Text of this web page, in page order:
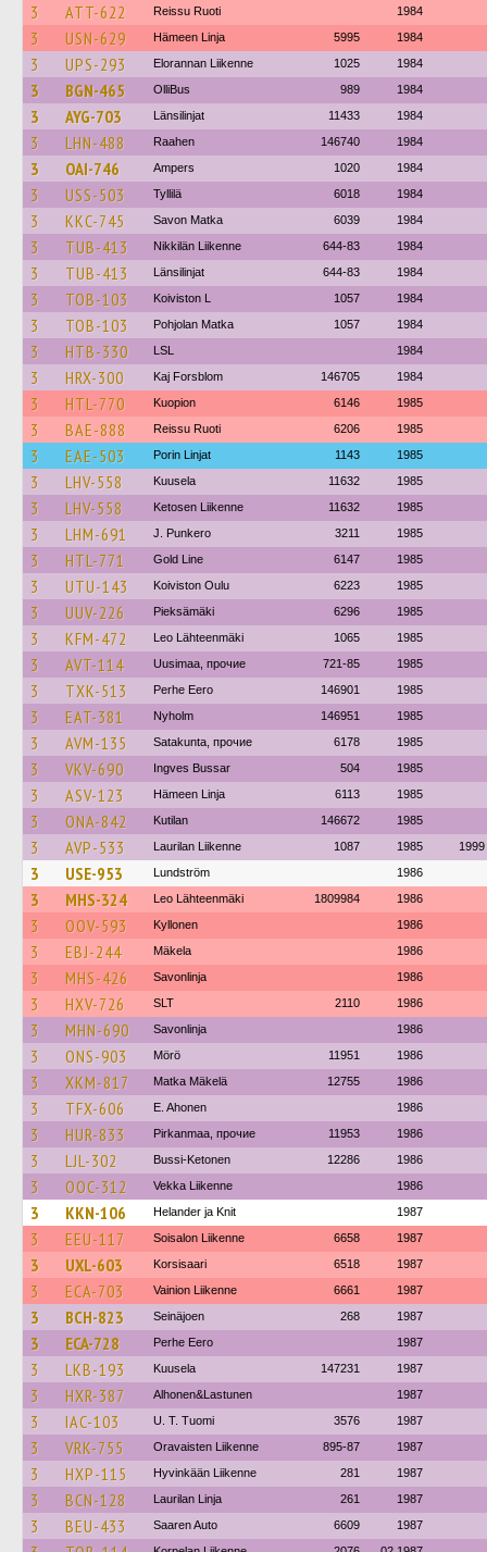
3 ATT-622 Reissu Ruoti 1984
3 USN-629 Hämeen Linja 5995 1984
3 UPS-293 Elorannan Liikenne 1025 1984
3 BGN-465 OlliBus 989 1984
3 AYG-703 Länsilinjat 11433 1984
3 LHN-488 Raahen 146740 1984
3 OAI-746 Ampers 1020 1984
3 USS-503 Tyllilä 6018 1984
3 KKC-745 Savon Matka 6039 1984
3 TUB-413 Nikkilän Liikenne 644-83 1984
3 TUB-413 Länsilinjat 644-83 1984
3 TOB-103 Koiviston L 1057 1984
3 TOB-103 Pohjolan Matka 1057 1984
3 HTB-330 LSL 1984
3 HRX-300 Kaj Forsblom 146705 1984
3 HTL-770 Kuopion 6146 1985
3 BAE-888 Reissu Ruoti 6206 1985
3 EAE-503 Porin Linjat 1143 1985
3 LHV-558 Kuusela 11632 1985
3 LHV-558 Ketosen Liikenne 11632 1985
3 LHM-691 J. Punkero 3211 1985
3 HTL-771 Gold Line 6147 1985
3 UTU-143 Koiviston Oulu 6223 1985
3 UUV-226 Pieksämäki 6296 1985
3 KFM-472 Leo Lähteenmäki 1065 1985
3 AVT-114 Uusimaa, прочие 721-85 1985
3 TXK-513 Perhe Eero 146901 1985
3 EAT-381 Nyholm 146951 1985
3 AVM-135 Satakunta, прочие 6178 1985
3 VKV-690 Ingves Bussar 504 1985
3 ASV-123 Hämeen Linja 6113 1985
3 ONA-842 Kutilan 146672 1985
3 AVP-533 Laurilan Liikenne 1087 1985 1999
3 USE-953 Lundström 1986
3 MHS-324 Leo Lähteenmäki 1809984 1986
3 OOV-593 Kyllonen 1986
3 EBJ-244 Mäkela 1986
3 MHS-426 Savonlinja 1986
3 HXV-726 SLT 2110 1986
3 MHN-690 Savonlinja 1986
3 ONS-903 Mörö 11951 1986
3 XKM-817 Matka Mäkelä 12755 1986
3 TFX-606 E. Ahonen 1986
3 HUR-833 Pirkanmaa, прочие 11953 1986
3 LJL-302 Bussi-Ketonen 12286 1986
3 OOC-312 Vekka Liikenne 1986
3 KKN-106 Helander ja Knit 1987
3 EEU-117 Soisalon Liikenne 6658 1987
3 UXL-603 Korsisaari 6518 1987
3 ECA-703 Vainion Liikenne 6661 1987
3 BCH-823 Seinäjoen 268 1987
3 ECA-728 Perhe Eero 1987
3 LKB-193 Kuusela 147231 1987
3 HXR-387 Alhonen&Lastunen 1987
3 IAC-103 U. T. Tuomi 3576 1987
3 VRK-755 Oravaisten Liikenne 895-87 1987
3 HXP-115 Hyvinkään Liikenne 281 1987
3 BCN-128 Laurilan Linja 261 1987
3 BEU-433 Saaren Auto 6609 1987